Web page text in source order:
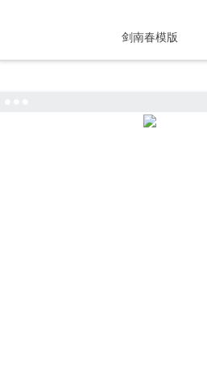
剑南春模版